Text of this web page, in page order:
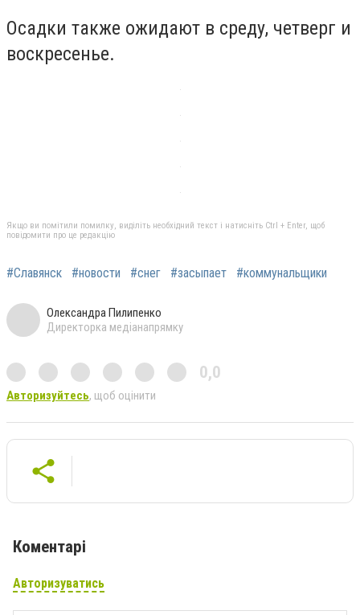
Осадки также ожидают в среду, четверг и
воскресенье.
Якщо ви помітили помилку, виділіть необхідний текст і натисніть Ctrl + Enter, щоб
повідомити про це редакцію
#Славянск #новости #снег #засыпает #коммунальщики
Олександра Пилипенко
Директорка медіанапрямку
0,0
Авторизуйтесь, щоб оцінити
Коментарі
Авторизуватись